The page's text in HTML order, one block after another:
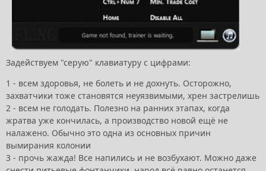
Задействуем "серую" клавиатуру с цифрами:
1 - всем здоровья, не болеть и не дохнуть. Осторожно,
захватчики тоже становятся неуязвимыми, хрен застрелишь
2 - всем не голодать. Полезно на ранних этапах, когда
жратва уже кончилась, а производство новой ещё не
налажено. Обычно это одна из основных причин
вымирания колонии
3 - прочь жажда! Все напились и не возбухают. Можно даже